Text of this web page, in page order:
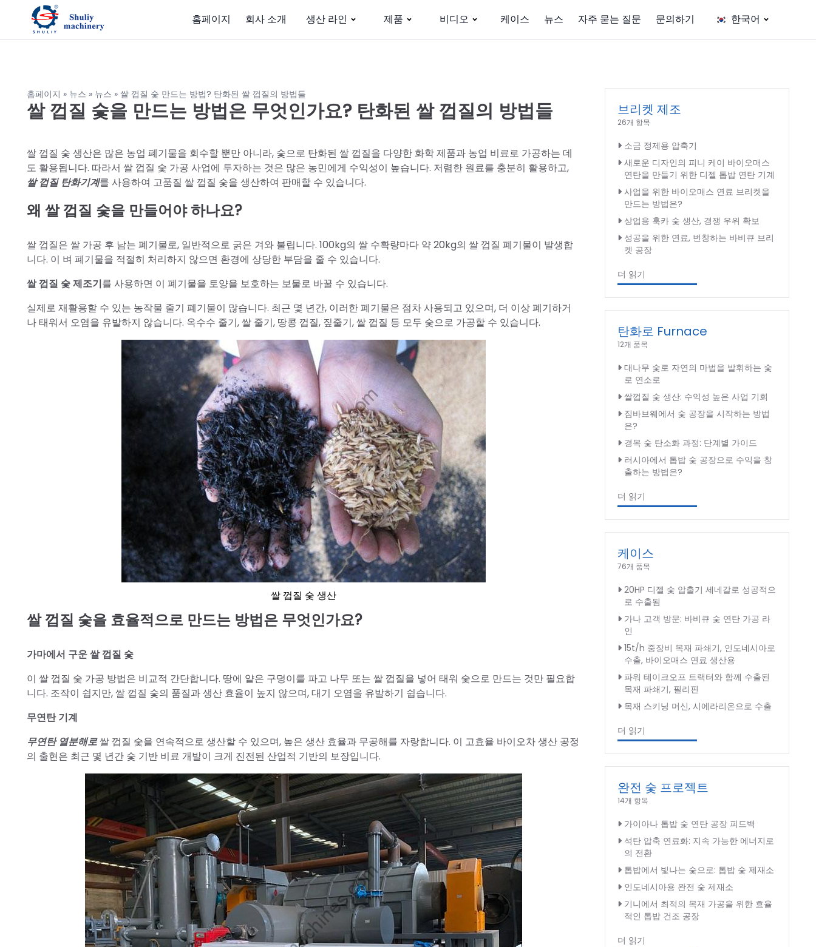
홈페이지 회사 소개 생산 라인 제품 비디오 케이스 뉴스 자주 묻는 질문 문의하기 한국어
홈페이지 » 뉴스 » 뉴스 » 쌀 껍질 숯 만드는 방법? 탄화된 쌀 껍질의 방법들
쌀 껍질 숯을 만드는 방법은 무엇인가요? 탄화된 쌀 껍질의 방법들
쌀 껍질 숯 생산은 많은 농업 폐기물을 회수할 뿐만 아니라, 숯으로 탄화된 쌀 껍질을 다양한 화학 제품과 농업 비료로 가공하는 데
도 활용됩니다. 따라서 쌀 껍질 숯 가공 사업에 투자하는 것은 많은 농민에게 수익성이 높습니다. 저렴한 원료를 충분히 활용하고,
쌀 껍질 탄화기계를 사용하여 고품질 쌀 껍질 숯을 생산하여 판매할 수 있습니다.
왜 쌀 껍질 숯을 만들어야 하나요?
쌀 껍질은 쌀 가공 후 남는 폐기물로, 일반적으로 굵은 겨와 불립니다. 100kg의 쌀 수확량마다 약 20kg의 쌀 껍질 폐기물이 발생합
니다. 이 벼 폐기물을 적절히 처리하지 않으면 환경에 상당한 부담을 줄 수 있습니다.
쌀 껍질 숯 제조기를 사용하면 이 폐기물을 토양을 보호하는 보물로 바꿀 수 있습니다.
실제로 재활용할 수 있는 농작물 줄기 폐기물이 많습니다. 최근 몇 년간, 이러한 폐기물은 점차 사용되고 있으며, 더 이상 폐기하거
나 태워서 오염을 유발하지 않습니다. 옥수수 줄기, 쌀 줄기, 땅콩 껍질, 짚줄기, 쌀 껍질 등 모두 숯으로 가공할 수 있습니다.
쌀 껍질 숯 생산
쌀 껍질 숯을 효율적으로 만드는 방법은 무엇인가요?
가마에서 구운 쌀 껍질 숯
이 쌀 껍질 숯 가공 방법은 비교적 간단합니다. 땅에 얕은 구덩이를 파고 나무 또는 쌀 껍질을 넣어 태워 숯으로 만드는 것만 필요합
니다. 조작이 쉽지만, 쌀 껍질 숯의 품질과 생산 효율이 높지 않으며, 대기 오염을 유발하기 쉽습니다.
무연탄 기계
무연탄 열분해로쌀 껍질 숯을 연속적으로 생산할 수 있으며, 높은 생산 효율과 무공해를 자랑합니다. 이 고효율 바이오차 생산 공정
의 출현은 최근 몇 년간 숯 기반 비료 개발이 크게 진전된 산업적 기반의 보장입니다.
브리켓 제조
26개 항목
소금 정제용 압축기
새로운 디자인의 피니 케이 바이오매스
연탄을 만들기 위한 디젤 톱밥 연탄 기계
사업을 위한 바이오매스 연료 브리켓을
만드는 방법은?
상업용 훅카 숯 생산, 경쟁 우위 확보
성공을 위한 연료, 번창하는 바비큐 브리
켓 공장
더 읽기
탄화로 Furnace
12개 품목
대나무 숯로 자연의 마법을 발휘하는 숯
로 연소로
쌀껍질 숯 생산: 수익성 높은 사업 기회
짐바브웨에서 숯 공장을 시작하는 방법
은?
경목 숯 탄소화 과정: 단계별 가이드
러시아에서 톱밥 숯 공장으로 수익을 창
출하는 방법은?
더 읽기
케이스
76개 품목
20HP 디젤 숯 압출기 세네갈로 성공적으
로 수출됨
가나 고객 방문: 바비큐 숯 연탄 가공 라
인
15t/h 중장비 목재 파쇄기, 인도네시아로
수출, 바이오매스 연료 생산용
파워 테이크오프 트랙터와 함께 수출된
목재 파쇄기, 필리핀
목재 스키닝 머신, 시에라리온으로 수출
더 읽기
완전 숯 프로젝트
14개 항목
가이아나 톱밥 숯 연탄 공장 피드백
석탄 압축 연료화: 지속 가능한 에너지로
의 전환
톱밥에서 빛나는 숯으로: 톱밥 숯 제재소
인도네시아용 완전 숯 제재소
기니에서 최적의 목재 가공을 위한 효율
적인 톱밥 건조 공장
더 읽기